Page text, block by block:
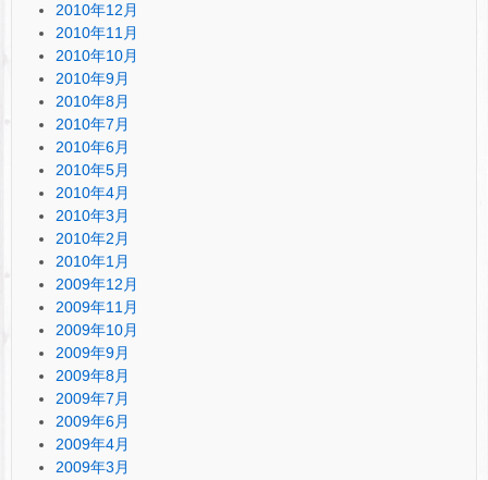
2010年12月
2010年11月
2010年10月
2010年9月
2010年8月
2010年7月
2010年6月
2010年5月
2010年4月
2010年3月
2010年2月
2010年1月
2009年12月
2009年11月
2009年10月
2009年9月
2009年8月
2009年7月
2009年6月
2009年4月
2009年3月